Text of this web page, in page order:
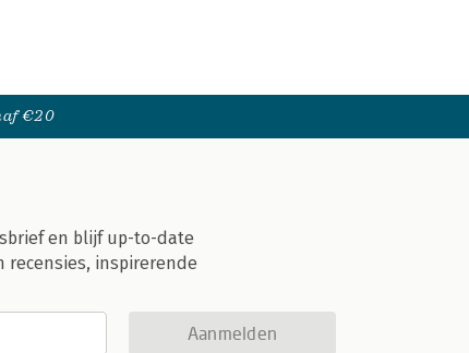
€20
en blijf up-to-date
recensies, inspirerende
Aanmelden